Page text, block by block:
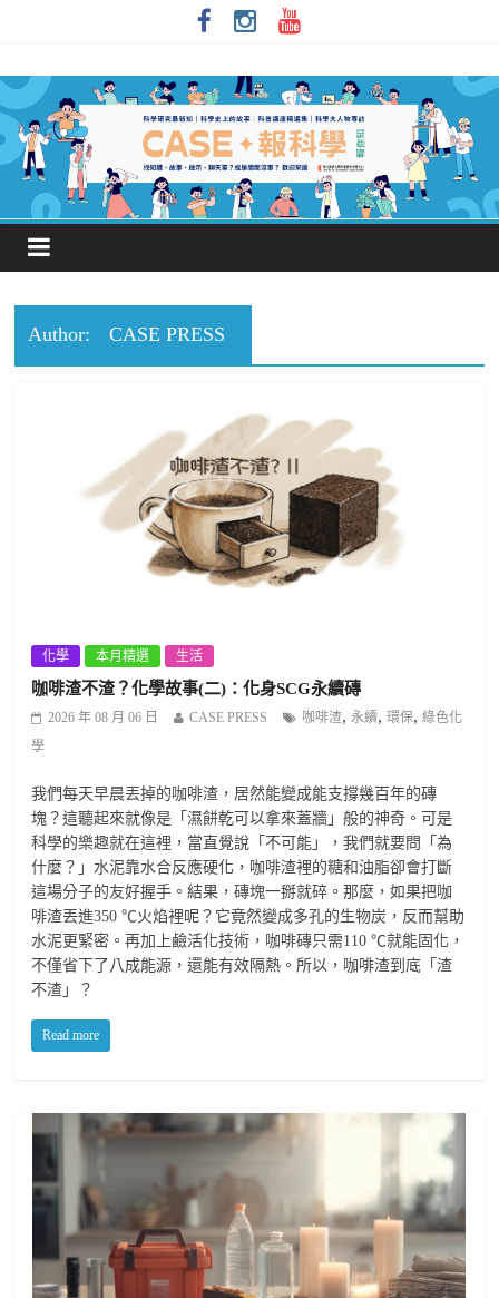
Author: CASE PRESS
化學 本月精選 生活
咖啡渣不渣？化學故事(二)：化身SCG永續磚
2026 年 08 月 06 日 CASE PRESS 咖啡渣,永續,環保,綠色化
學
我們每天早晨丟掉的咖啡渣，居然能變成能支撐幾百年的磚
塊？這聽起來就像是「濕餅乾可以拿來蓋牆」般的神奇。可是
科學的樂趣就在這裡，當直覺說「不可能」，我們就要問「為
什麼？」水泥靠水合反應硬化，咖啡渣裡的糖和油脂卻會打斷
這場分子的友好握手。結果，磚塊一掰就碎。那麼，如果把咖
啡渣丟進350 ℃火焰裡呢？它竟然變成多孔的生物炭，反而幫助
水泥更緊密。再加上鹼活化技術，咖啡磚只需110 ℃就能固化，
不僅省下了八成能源，還能有效隔熱。所以，咖啡渣到底「渣
不渣」？
Read more